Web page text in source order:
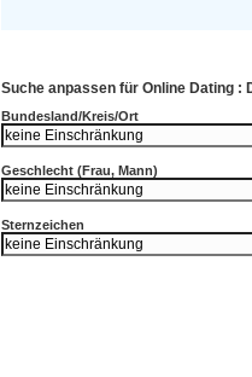
Suche anpassen für Online Dating :
Bundesland/Kreis/Ort
Geschlecht (Frau, Mann)
Sternzeichen